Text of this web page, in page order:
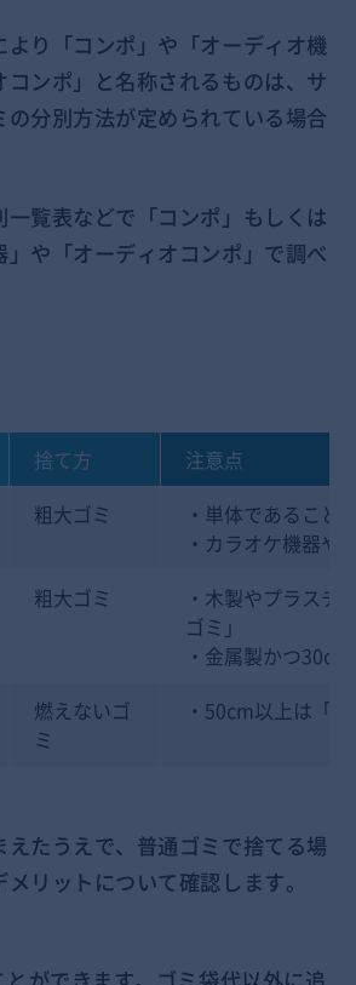
より「コンポ」や「オーディオ機
コンポ」と名称されるものは、サ
の分別方法が定められている場合
一覧表などで「コンポ」もしくは
」や「オーディオコンポ」で調べ
捨て方
注意点
粗大ゴミ
・単体であること
・カラオケ機器や
粗大ゴミ
・木製やプラスチ
ゴミ」
・金属製かつ
燃えないゴ
ミ
・50cm以上は「
えたうえで、普通ゴミで捨てる場
リットについて確認します。